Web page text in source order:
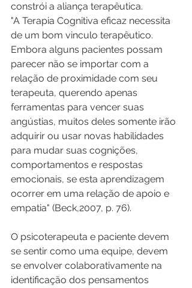
constrói a aliança terapêutica.
"A Terapia Cognitiva eficaz necessita
de um bom vinculo terapêutico.
Embora alguns pacientes possam
parecer não se importar com a
relação de proximidade com seu
terapeuta, querendo apenas
ferramentas para vencer suas
angústias, muitos deles somente irão
adquirir ou usar novas habilidades
para mudar suas cognições,
comportamentos e respostas
emocionais, se esta aprendizagem
ocorrer em uma relação de apoio e
empatia" (Beck,2007, p. 76).
O psicoterapeuta e paciente devem
se sentir como uma equipe, devem
se envolver colaborativamente na
identificação dos pensamentos